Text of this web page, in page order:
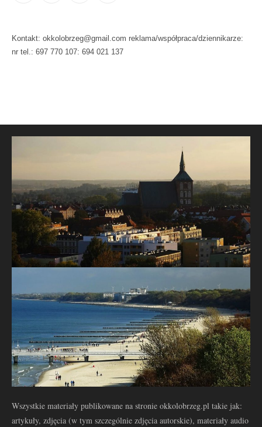
Kontakt: okkolobrzeg@gmail.com reklama/współpraca/dziennikarze:
nr tel.: 697 770 107: 694 021 137
Wszystkie materiały publikowane na stronie okkolobrzeg.pl takie jak:
artykuły, zdjęcia (w tym szczególnie zdjęcia autorskie), materiały audio